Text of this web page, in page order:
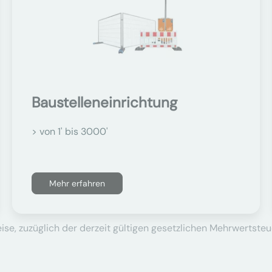
Baustelleneinrichtung
> von 1' bis 3000'
Mehr erfahren
zuzüglich der derzeit gültigen gesetzlichen